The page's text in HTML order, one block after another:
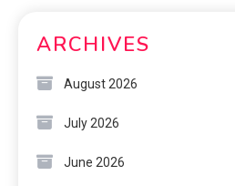
ARCHIVES
August 2026
July 2026
June 2026